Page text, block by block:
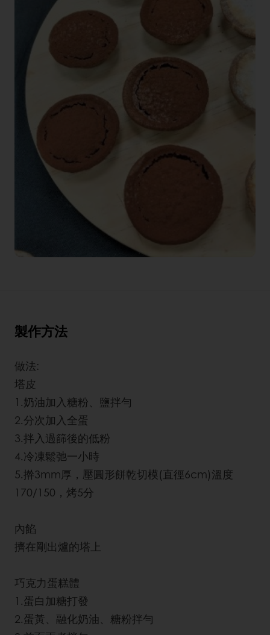
製作方法
做法:
塔皮
1.奶油加入糖粉、鹽拌勻
2.分次加入全蛋
3.拌入過篩後的低粉
4.冷凍鬆弛一小時
5.擀3mm厚，壓圓形餅乾切模(直徑6cm)溫度
170/150，烤5分
內餡
擠在剛出爐的塔上
巧克力蛋糕體
1.蛋白加糖打發
2.蛋黃、融化奶油、糖粉拌勻